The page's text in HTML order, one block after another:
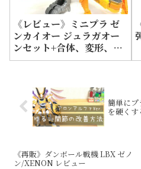
《レビュー》ミニプラ ゼ
ンカイオー ジュラガオー
ンセット+合体、変形、組
み立て説明書
簡単にプ
を硬くす
《再販》ダンボール戦機 LBX ゼノ
ン/XENON レビュー